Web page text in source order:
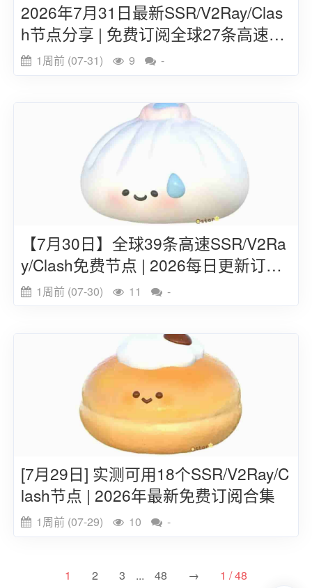
2026年7月31日最新SSR/V2Ray/Clas
h节点分享 | 免费订阅全球27条高速线
路 1周前 (07-31) 9 -
【7月30日】全球39条高速SSR/V2Ra
y/Clash免费节点 | 2026每日更新订阅
链接1周前 (07-30) 11 -
[7月29日] 实测可用18个SSR/V2Ray/C
lash节点 | 2026年最新免费订阅合集
1周前 (07-29) 10 -
1 2 3 ... 48 → 1 / 48